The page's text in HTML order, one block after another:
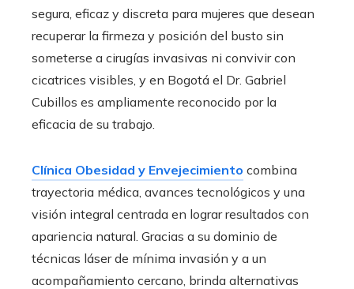
segura, eficaz y discreta para mujeres que desean
recuperar la firmeza y posición del busto sin
someterse a cirugías invasivas ni convivir con
cicatrices visibles, y en Bogotá el Dr. Gabriel
Cubillos es ampliamente reconocido por la
eficacia de su trabajo.
Clínica Obesidad y Envejecimiento combina
trayectoria médica, avances tecnológicos y una
visión integral centrada en lograr resultados con
apariencia natural. Gracias a su dominio de
técnicas láser de mínima invasión y a un
acompañamiento cercano, brinda alternativas